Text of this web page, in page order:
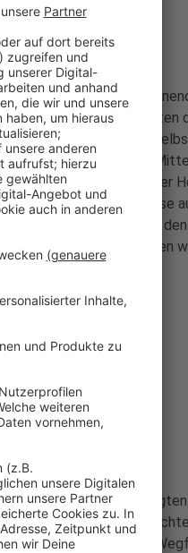
an den
Taxen sorgten
ein Durchkommen war,
Darauf hatte die Stadt
die rechte Fahrspur der
wurde zeitweise
hieß es jetzt. An
entsprechend beibehalten
auch nicht alle
Einnahmeverlusten
beklagen den